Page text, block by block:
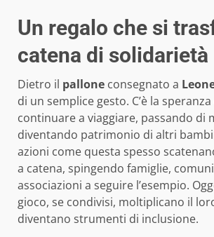
Un regalo che si
catena di solidarietà
Dietro il pallone consegnato a
di un semplice gesto. C’è la
continuare a viaggiare, passando di
diventando patrimonio di altri
azioni come questa spesso
a catena, spingendo famiglie,
associazioni a seguire l’esempio.
gioco, se condivisi, moltiplicano il
diventano strumenti di inclusione.